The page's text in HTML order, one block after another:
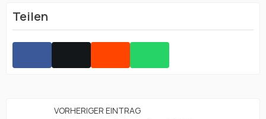
Teilen
VORHERIGER EINTRAG